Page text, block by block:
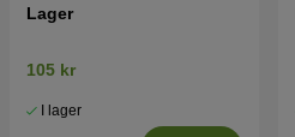
Lager
105 kr
I lager